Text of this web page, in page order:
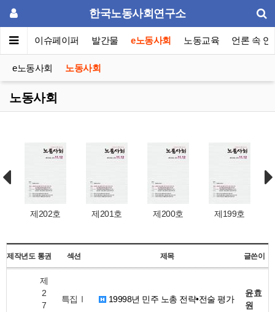
한국노동사회연구소
포럼 이슈페이퍼 발간물 e노동사회 노동교육 언론 속 연
e노동사회 노동사회
노동사회
제202호 제201호 제200호 제199호
제작년도 통권 섹션 제목 글쓴이
제
2
7
특집Ⅰ 19998년 민주 노총 전략•전술 평가
윤효
원